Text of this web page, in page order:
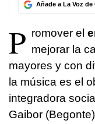
Añade a La Voz
P romover el
mejorar la
mayores y con
la música es el
integradora
Gaibor